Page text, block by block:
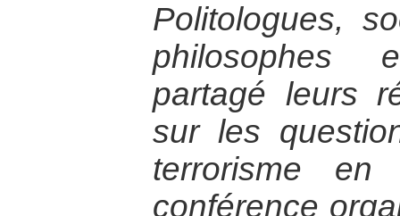
Politologues,
philosophes
partagé leurs
sur les
terrorisme en
conférence